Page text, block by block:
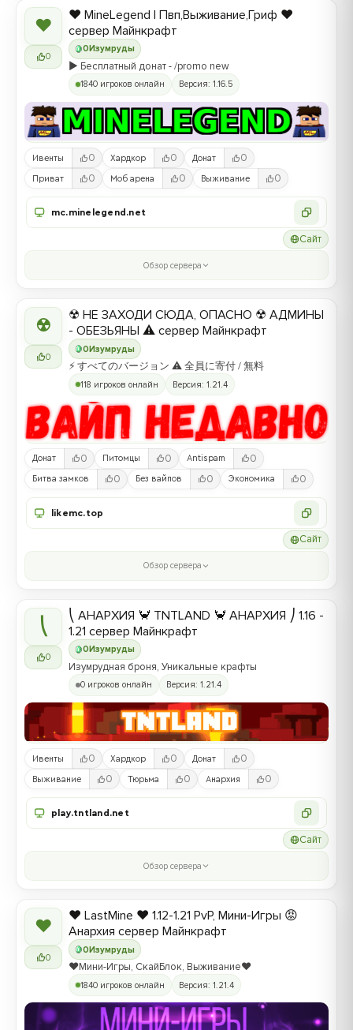
❤
0
0 Изумруды
❤️ MineLegend | Пвп,Выживание,Гриф ❤️
сервер Майнкрафт
▶️ Бесплатный донат - /promo new
1840 игроков онлайн Версия: 1.16.5
Ивенты 0 Хардкор 0 Донат 0
Приват 0 Моб арена 0 Выживание 0
mc.minelegend.net
Сайт
Обзор сервера
☢
0
0Изумруды
☢ НЕ ЗАХОДИ СЮДА, ОПАСНО ☢ АДМИНЫ
- ОБЕЗЬЯНЫ ⚠ сервер Майнкрафт
⚡ すべてのバージョン ⚠ 全員に寄付 / 無料
118 игроков онлайн Версия: 1.21.4
Донат 0 Питомцы 0 Antispam 0
Битва замков 0 Без вайпов 0 Экономика 0
likemc.top
Сайт
Обзор сервера
⎝
0
0 Изумруды
⎝ АНАРХИЯ 🦀 TNTLAND 🦀 АНАРХИЯ ⎠ 1.16 -
1.21 сервер Майнкрафт
Изумрудная броня, Уникальные крафты
0 игроков онлайн Версия: 1.21.4
Ивенты 0 Хардкор 0 Донат 0
Выживание 0 Тюрьма 0 Анархия 0
play.tntland.net
Сайт
Обзор сервера
❤
0
0Изумруды
❤️ LastMine ❤️ 1.12-1.21 PvP, Мини-Игры 😡
Анархия сервер Майнкрафт
❤️Мини-Игры, СкайБлок, Выживание❤️
1840 игроков онлайн Версия: 1.21.4